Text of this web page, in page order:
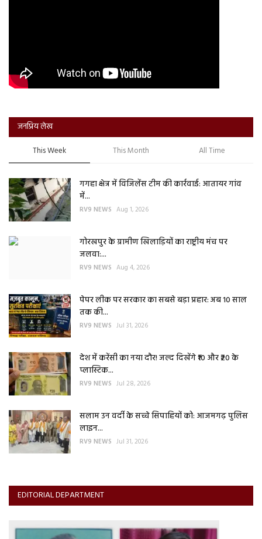
जनप्रिय लेख
This Week This Month All Time
गगहा क्षेत्र में विजिलेंस टीम की कार्रवाई: आतायर गांव
में...
RV9 NEWS Aug 1, 2026
गोरखपुर के ग्रामीण खिलाड़ियों का राष्ट्रीय मंच पर
जलवा:...
RV9 NEWS Aug 4, 2026
पेपर लीक पर सरकार का सबसे बड़ा प्रहार: अब 10 साल
तक की...
RV9 NEWS Jul 31, 2026
देश में करेंसी का नया दौर! जल्द दिखेंगे ₹10 और ₹20 के
प्लास्टिक...
RV9 NEWS Jul 28, 2026
सलाम उन वर्दी के सच्चे सिपाहियों को: आजमगढ़ पुलिस
लाइन...
RV9 NEWS Jul 31, 2026
EDITORIAL DEPARTMENT